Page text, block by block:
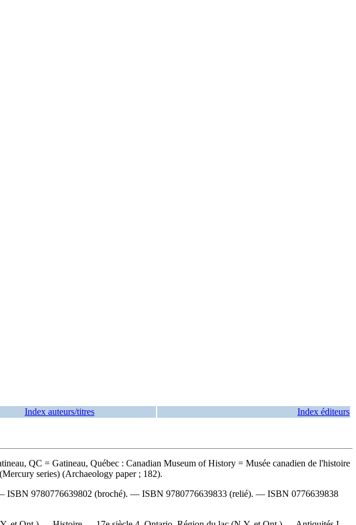
Index auteurs/titres Index éditeurs
QC = Gatineau, Québec : Canadian Museum of History = Musée canadien de l'histoire
series) (Archaeology paper ; 182).
ISBN 9780776639802 (broché). — ISBN 9780776639833 (relié). — ISBN 0776639838